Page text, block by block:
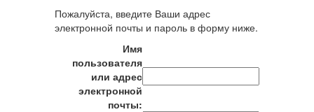
Пожалуйста, введите Ваши адрес
электронной почты и пароль в форму ниже.
Имя
пользователя
или адрес
электронной
почты: